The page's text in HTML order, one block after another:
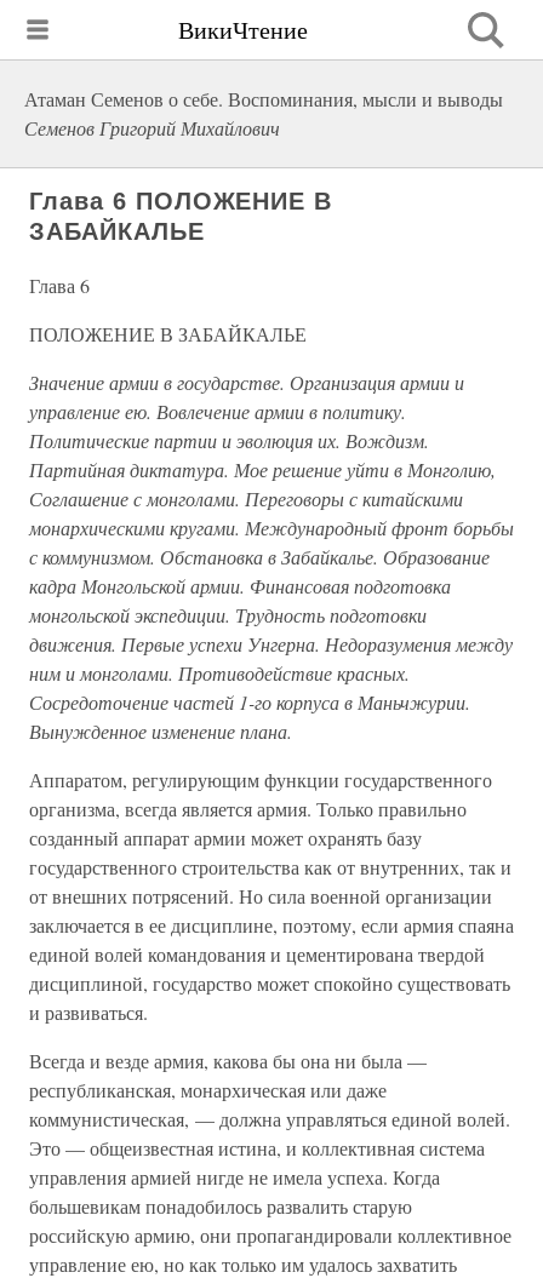
ВикиЧтение
Атаман Семенов о себе. Воспоминания, мысли и выводы
Семенов Григорий Михайлович
Глава 6 ПОЛОЖЕНИЕ В
ЗАБАЙКАЛЬЕ
Глава 6
ПОЛОЖЕНИЕ В ЗАБАЙКАЛЬЕ
Значение армии в государстве. Организация армии и
управление ею. Вовлечение армии в политику.
Политические партии и эволюция их. Вождизм.
Партийная диктатура. Мое решение уйти в Монголию,
Соглашение с монголами. Переговоры с китайскими
монархическими кругами. Международный фронт борьбы
с коммунизмом. Обстановка в Забайкалье. Образование
кадра Монгольской армии. Финансовая подготовка
монгольской экспедиции. Трудность подготовки
движения. Первые успехи Унгерна. Недоразумения между
ним и монголами. Противодействие красных.
Сосредоточение частей 1-го корпуса в Маньчжурии.
Вынужденное изменение плана.
Аппаратом, регулирующим функции государственного
организма, всегда является армия. Только правильно
созданный аппарат армии может охранять базу
государственного строительства как от внутренних, так и
от внешних потрясений. Но сила военной организации
заключается в ее дисциплине, поэтому, если армия спаяна
единой волей командования и цементирована твердой
дисциплиной, государство может спокойно существовать
и развиваться.
Всегда и везде армия, какова бы она ни была —
республиканская, монархическая или даже
коммунистическая, — должна управляться единой волей.
Это — общеизвестная истина, и коллективная система
управления армией нигде не имела успеха. Когда
большевикам понадобилось развалить старую
российскую армию, они пропагандировали коллективное
управление ею, но как только им удалось захватить